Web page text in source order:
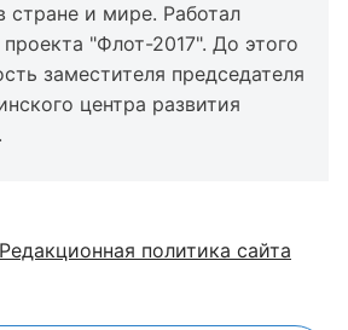
стране и мире. Работал
"Флот-2017". До этого
заместителя председателя
центра развития
Редакционная политика сайта